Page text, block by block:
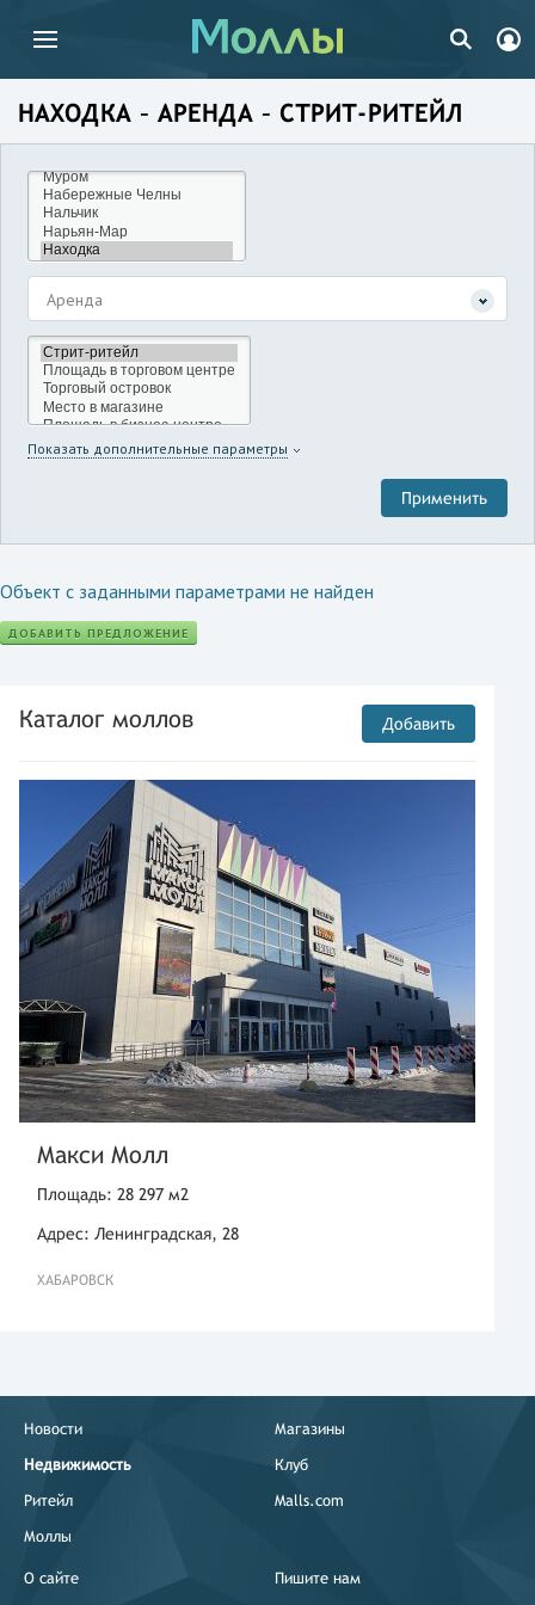
НАХОДКА – АРЕНДА – СТРИТ-РИТЕЙЛ
Аренда
Показать дополнительные параметры
Объект с заданными параметрами не найден
ДОБАВИТЬ ПРЕДЛОЖЕНИЕ
Каталог моллов Добавить
Макси Молл
Площадь: 28 297 м2
Адрес: Ленинградская, 28
ХАБАРОВСК
Новости
Недвижимость
Ритейл
Моллы
Магазины
Клуб
Malls.com
О сайте Пишите нам